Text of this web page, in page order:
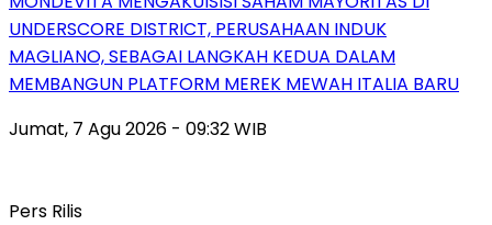
UNDERSCORE DISTRICT, PERUSAHAAN INDUK
MAGLIANO, SEBAGAI LANGKAH KEDUA DALAM
MEMBANGUN PLATFORM MEREK MEWAH ITALIA BARU
Jumat, 7 Agu 2026 - 09:32 WIB
Pers Rilis